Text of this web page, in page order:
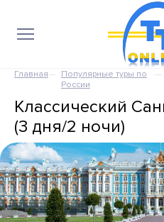
Главная
Популярные туры по
России
Классический
(3 дня/2 ночи)